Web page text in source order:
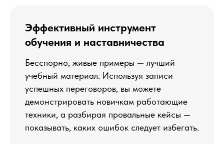
Эффективный инструмент
обучения и наставничества
Бесспорно, живые примеры — лучший
учебный материал. Используя записи
успешных переговоров, вы можете
демонстрировать новичкам работающие
техники, а разбирая провальные кейсы —
показывать, каких ошибок следует избегать.